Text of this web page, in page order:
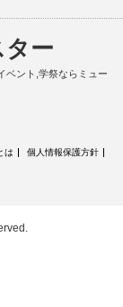
ター
ベント,学祭ならミュー
は
個人情報保護方針